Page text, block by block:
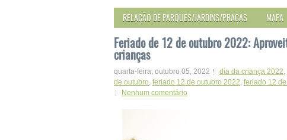
RELAÇÃO DE PARQUES/JARDINS/PRAÇAS MAPA
Feriado de 12 de outubro 2022:
crianças
quarta-feira, outubro 05, 2022 dia da criança 2022,
de outubro, feriado 12 de outubro 2022, feriado 12
Nenhum comentário